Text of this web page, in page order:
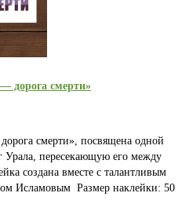
дорога смерти»
смерти», посвящена одной
пересекающую его между
создана вместе с талантливым
Исламовым Размер наклейки: 50